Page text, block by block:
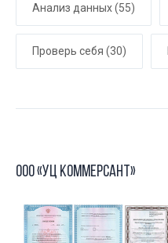
Анализ данных(55)
Проверь себя (30)
ООО «УЦ Коммерсант»